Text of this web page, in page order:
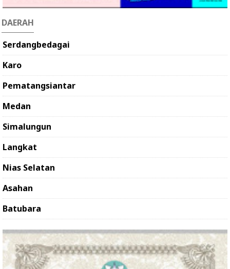
DAERAH
Serdangbedagai
Karo
Pematangsiantar
Medan
Simalungun
Langkat
Nias Selatan
Asahan
Batubara